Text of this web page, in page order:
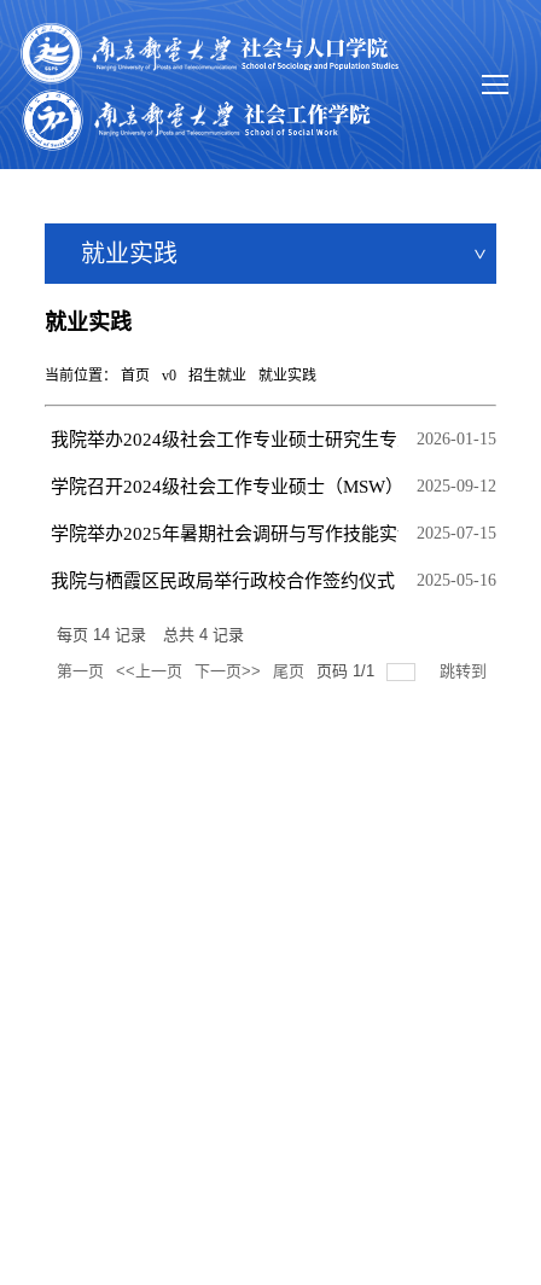
就业实践
当前位置： 首页 v0 招生就业 就业实践
就业实践
我院举办2024级社会工作专业硕士研究生专业实习汇报交...
2026-01-15
学院召开2024级社会工作专业硕士（MSW）研究生专业实...
2025-09-12
学院举办2025年暑期社会调研与写作技能实训营2025-07-15
我院与栖霞区民政局举行政校合作签约仪式 2025-05-16
每页 14 记录 总共4 记录
第一页
<<上一页 下一页>> 尾页 页码 1/1 跳转到